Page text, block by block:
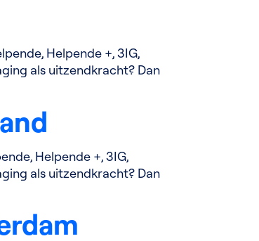
Helpende +, 3IG,
als uitzendkracht? Dan
Helpende +, 3IG,
als uitzendkracht? Dan